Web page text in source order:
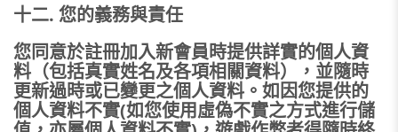
十二. 您的義務與責任
您同意於註冊加入新會員時提供詳實的個人資
料（包括真實姓名及各項相關資料），並隨時
更新過時或已變更之個人資料。如因您提供的
個人資料不實(如您使用虛偽不實之方式進行儲